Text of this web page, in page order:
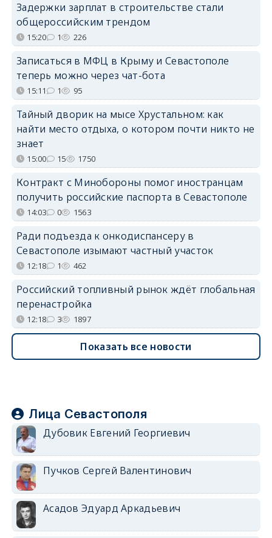
Задержки зарплат в строительстве стали
общероссийским трендом
15:20 1 226
Записаться в МФЦ в Крыму и Севастополе
теперь можно через чат-бота
15:11 1 95
Тайный дворик на мысе Хрустальном: как
найти место отдыха, о котором почти никто не
знает
15:00 15 1750
Контракт с Минобороны помог иностранцам
получить российские паспорта в Севастополе
14:03 0 1563
Ради подъезда к онкодиспансеру в
Севастополе изымают частный участок
12:18 1 462
Российский топливный рынок ждёт глобальная
перенастройка
12:18 3 1897
Показать все новости
Лица Севастополя
Дубовик Евгений Георгиевич
Пучков Сергей Валентинович
Асадов Эдуард Аркадьевич